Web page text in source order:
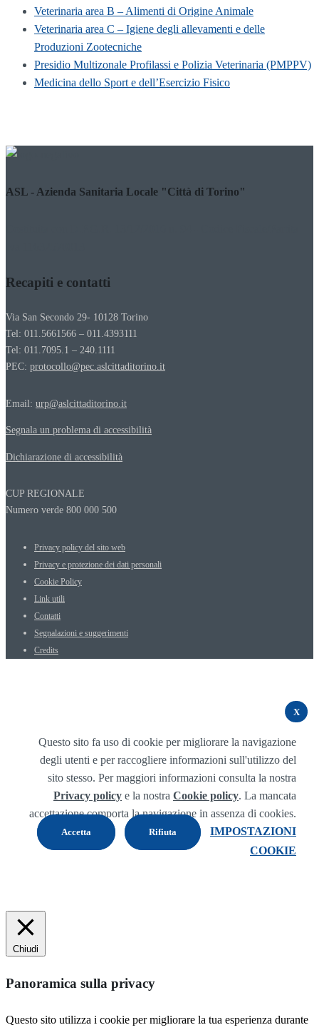
Veterinaria area B – Alimenti di Origine Animale
Veterinaria area C – Igiene degli allevamenti e delle
Produzioni Zootecniche
Presidio Multizonale Profilassi e Polizia Veterinaria (PMPPV)
Medicina dello Sport e dell’Esercizio Fisico
ASL - Azienda Sanitaria Locale "Città di Torino"
Recapiti e contatti
Via San Secondo 29- 10128 Torino
Tel: 011.5661566 – 011.4393111
Tel: 011.7095.1 – 240.1111
PEC: protocollo@pec.aslcittaditorino.it
Email: urp@aslcittaditorino.it
Segnala un problema di accessibilità
Dichiarazione di accessibilità
CUP REGIONALE
Numero verde 800 000 500
Privacy policy del sito web
Privacy e protezione dei dati personali
Cookie Policy
Link utili
Contatti
Segnalazioni e suggerimenti
Credits
X
Questo sito fa uso di cookie per migliorare la navigazione
degli utenti e per raccogliere informazioni sull'utilizzo del
sito stesso. Per maggiori informazioni consulta la nostra
Privacy policy e la nostra Cookie policy. La mancata
accettazione comporta la navigazione in assenza di cookies.
Accetta Rifiuta
IMPOSTAZIONI
COOKIE
Chiudi
Panoramica sulla privacy
Questo sito utilizza i cookie per migliorare la tua esperienza durante